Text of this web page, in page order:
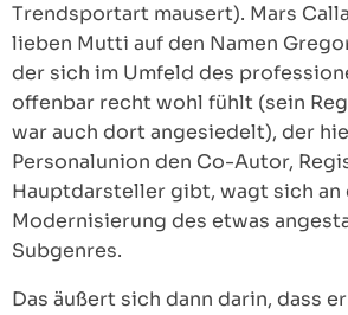
Trendsportart mausert). Mars
lieben Mutti auf den Namen
der sich im Umfeld des
offenbar recht wohl fühlt (sein
war auch dort angesiedelt), der
Personalunion den Co-Autor,
Hauptdarsteller gibt, wagt sich
Modernisierung des etwas
Subgenres.
Das äußert sich dann darin, dass